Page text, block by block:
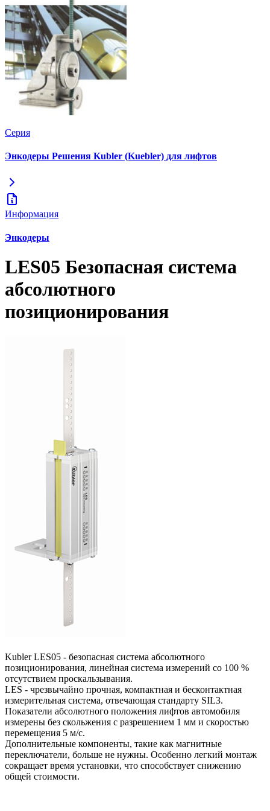
Серия
Энкодеры Решения Kubler (Kuebler) для лифтов
Информация
Энкодеры
LES05 Безопасная система
абсолютного
позиционирования
Kubler LES05 - безопасная система абсолютного
позиционирования, линейная система измерений со 100 %
отсутствием проскальзывания.
LES - чрезвычайно прочная, компактная и бесконтактная
измерительная система, отвечающая стандарту SIL3.
Показатели абсолютного положения лифтов автомобиля
измерены без скольжения с разрешением 1 мм и скоростью
перемещения 5 м/с.
Дополнительные компоненты, такие как магнитные
переключатели, больше не нужны. Особенно легкий монтаж
сокращает время установки, что способствует снижению
общей стоимости.